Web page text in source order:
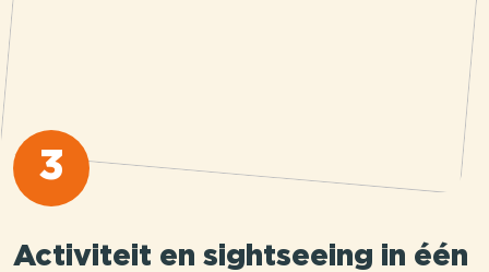
3
Activiteit en sightseeing in één